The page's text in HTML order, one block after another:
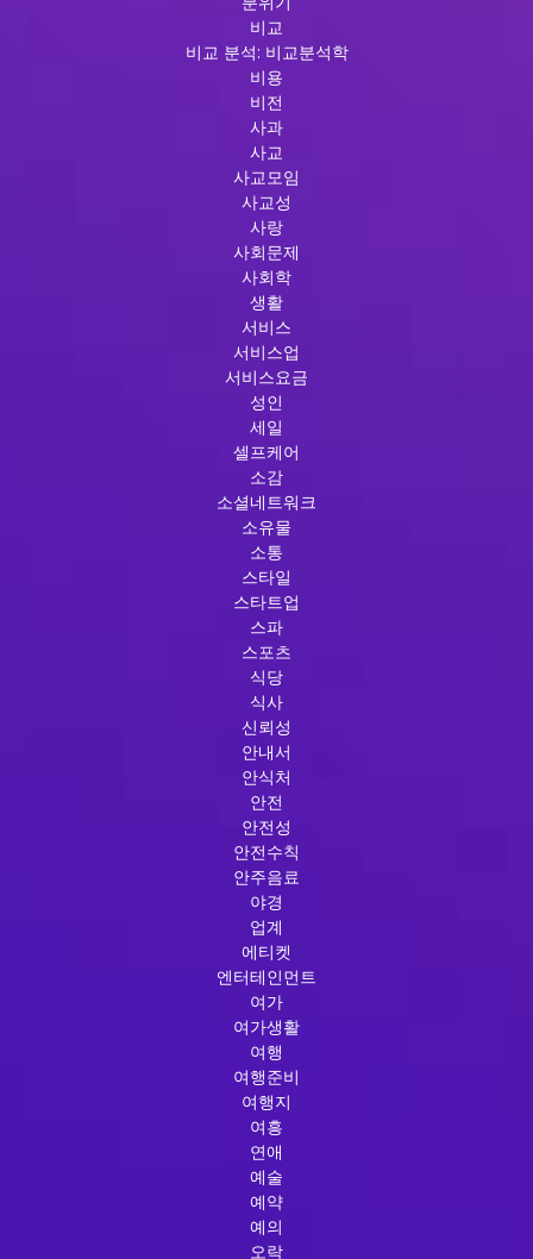
비교
비교 분석: 비교분석학
비용
비전
사과
사교
사교모임
사교성
사랑
사회문제
사회학
생활
서비스
서비스업
서비스요금
성인
세일
셀프케어
소감
소셜네트워크
소유물
소통
스타일
스타트업
스파
스포츠
식당
식사
신뢰성
안내서
안식처
안전
안전성
안전수칙
안주음료
야경
업계
에티켓
엔터테인먼트
여가
여가생활
여행
여행준비
여행지
여흥
연애
예술
예약
예의
오락